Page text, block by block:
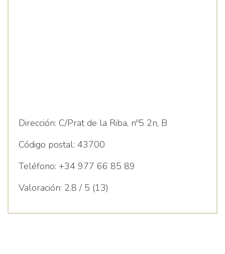
Dirección: C/Prat de la Riba, nº5 2n, B
Código postal: 43700
Teléfono: +34 977 66 85 89
Valoración: 2.8 / 5 (13)